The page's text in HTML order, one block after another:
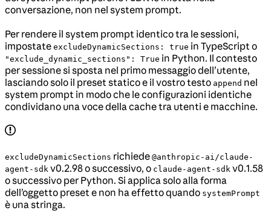
conversazione, non nel system prompt.
Per rendere il system prompt identico tra le sessioni,
impostate excludeDynamicSections: true in TypeScript o
"exclude_dynamic_sections": True in Python. Il contesto
per sessione si sposta nel primo messaggio dell’utente,
lasciando solo il preset statico e il vostro testo append nel
system prompt in modo che le configurazioni identiche
condividano una voce della cache tra utenti e macchine.
excludeDynamicSections richiede @anthropic-ai/claude-
agent-sdk v0.2.98 o successivo, o claude-agent-sdk v0.1.58
o successivo per Python. Si applica solo alla forma
dell’oggetto preset e non ha effetto quando systemPrompt
è una stringa.